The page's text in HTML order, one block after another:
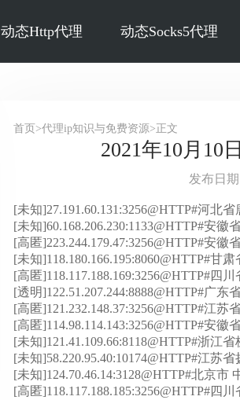
动态Http代理 动态Socks5代理
首页>代理ip知识与免费资源>正文
2021年10月10
发布日
[未知]27.191.60.131:3256@HTTP#河北
[未知]60.168.206.230:1133@HTTP#安徽
[高匿]223.244.179.47:3256@HTTP#安徽
[未知]118.180.166.195:8060@HTTP#甘
[高匿]118.117.188.169:3256@HTTP#四
[透明]122.51.207.244:8888@HTTP#广
[高匿]121.232.148.37:3256@HTTP#江苏
[高匿]114.98.114.143:3256@HTTP#安徽
[未知]121.41.109.66:8118@HTTP#浙江
[未知]58.220.95.40:10174@HTTP#江苏
[未知]124.70.46.14:3128@HTTP#北京市
[高匿]118.117.188.185:3256@HTTP#四